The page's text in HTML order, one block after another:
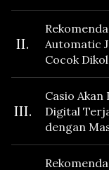
II.
Automatic
Cocok
III.
Casio Akan
Digital
dengan
Fitur